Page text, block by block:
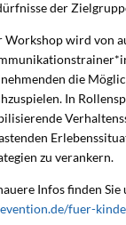
der
Workshop wird von
die
In
zu verankern.
Infos finden Sie
fuer-